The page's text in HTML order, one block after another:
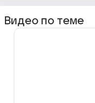
Видео по теме